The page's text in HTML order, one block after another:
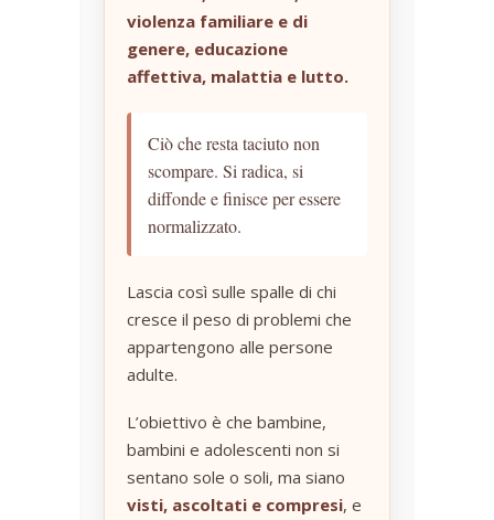
violenza familiare e di
genere, educazione
affettiva, malattia e lutto.
Ciò che resta taciuto non
scompare. Si radica, si
diffonde e finisce per essere
normalizzato.
Lascia così sulle spalle di chi
cresce il peso di problemi che
appartengono alle persone
adulte.
L’obiettivo è che bambine,
bambini e adolescenti non si
sentano sole o soli, ma siano
visti, ascoltati e compresi, e